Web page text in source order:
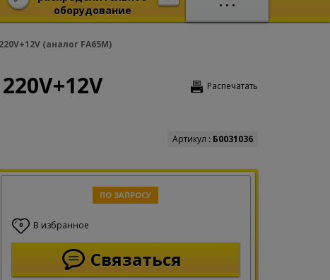
• • •
оборудование
(аналог FA65M)
Распечатать
Артикул : Б0031036
ПО ЗАПРОСУ
0 В избранное
Связаться